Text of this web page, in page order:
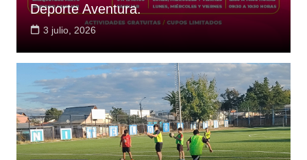
Deporte Aventura.
3 julio, 2026